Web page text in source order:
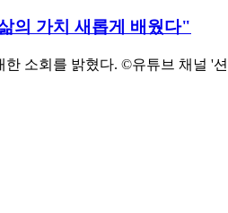
의 가치 새롭게 배웠다"
소회를 밝혔다. ©유튜브 채널 '